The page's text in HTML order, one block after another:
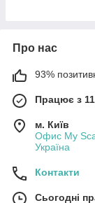
Про нас
93%
Працює з
м. Київ
Офис My
Україна
Контакти
Сьогодні